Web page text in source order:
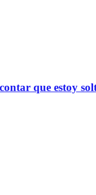
que estoy